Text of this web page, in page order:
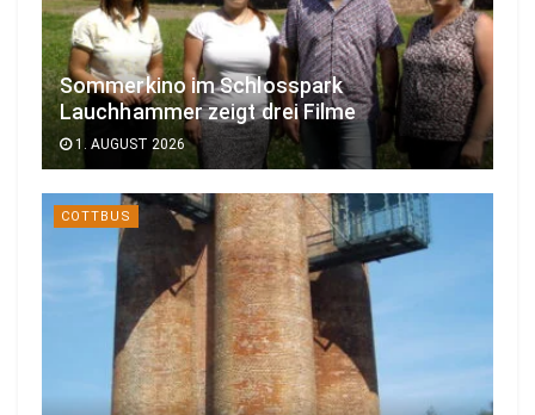
Sommerkino im Schlosspark
Lauchhammer zeigt drei Filme
1. AUGUST 2026
COTTBUS